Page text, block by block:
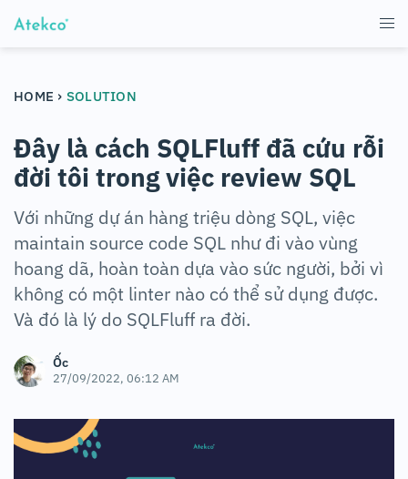
HOME › SOLUTION
Đây là cách SQLFluff đã cứu rỗi
đời tôi trong việc review SQL
Với những dự án hàng triệu dòng SQL, việc
maintain source code SQL như đi vào vùng
hoang dã, hoàn toàn dựa vào sức người, bởi vì
không có một linter nào có thể sử dụng được.
Và đó là lý do SQLFluff ra đời.
Ốc
27/09/2022, 06:12 AM